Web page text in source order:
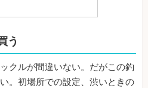
う
クルが間違いない。だがこの釣
。初場所での設定、渋いときの